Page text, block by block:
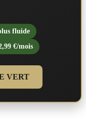
fluide
€/mois
VERT